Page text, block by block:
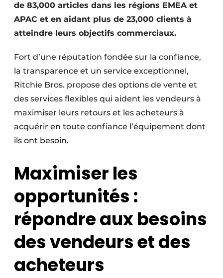
Infrastructures souterraines et égouttage
Protection solaire
Rénovation
Sécurité incendie
Software
Techniques ferroviaires
Travaux ferroviaires
de 83,000 articles dans les régions EMEA et
APAC et en aidant plus de 23,000 clients à
atteindre leurs objectifs commerciaux.
Fort d’une réputation fondée sur la confiance,
la transparence et un service exceptionnel,
Ritchie Bros. propose des options de vente et
des services flexibles qui aident les vendeurs à
maximiser leurs retours et les acheteurs à
acquérir en toute confiance l’équipement dont
ils ont besoin.
Maximiser les
opportunités :
répondre aux besoins
des vendeurs et des
acheteurs